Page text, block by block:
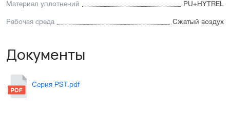
Материал уплотнений PU+HYTREL
Рабочая среда Сжатый воздух
Документы
Серия PST.pdf